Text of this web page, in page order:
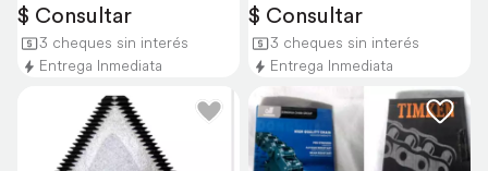
$ Consultar
3 cheques sin interés
Entrega Inmediata
$ Consultar
3 cheques sin interés
Entrega Inmediata